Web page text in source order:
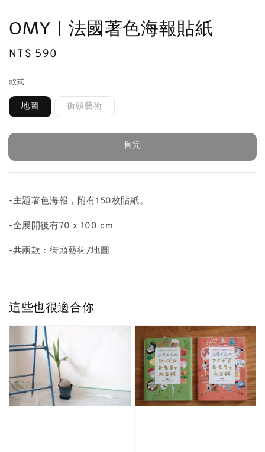
OMY | 法國著色海報貼紙
Regular
NT$ 590
款式
地圖 街頭藝術
售完
-主題著色海報，附有150枚貼紙。
-全展開後有70 x 100 cm
-共兩款：街頭藝術/地圖
這些也很適合你